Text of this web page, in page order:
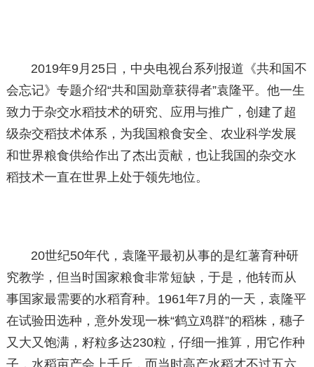
2019年9月25日，中央电视台系列报道《共和国不
会忘记》专题介绍“共和国勋章获得者”袁隆平。他一生
致力于杂交水稻技术的研究、应用与推广，创建了超
级杂交稻技术体系，为我国粮食安全、农业科学发展
和世界粮食供给作出了杰出贡献，也让我国的杂交水
稻技术一直在世界上处于领先地位。
20世纪50年代，袁隆平最初从事的是红薯育种研
究教学，但当时国家粮食非常短缺，于是，他转而从
事国家最需要的水稻育种。1961年7月的一天，袁隆平
在试验田选种，意外发现一株“鹤立鸡群”的稻株，穗子
又大又饱满，籽粒多达230粒，仔细一推算，用它作种
子，水稻亩产会上千斤，而当时高产水稻才不过五六